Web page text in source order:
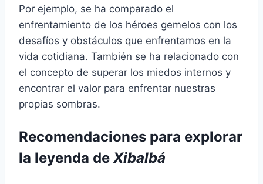
Por ejemplo, se ha comparado el
enfrentamiento de los héroes gemelos con los
desafíos y obstáculos que enfrentamos en la
vida cotidiana. También se ha relacionado con
el concepto de superar los miedos internos y
encontrar el valor para enfrentar nuestras
propias sombras.
Recomendaciones para explorar
la leyenda deXibalbá